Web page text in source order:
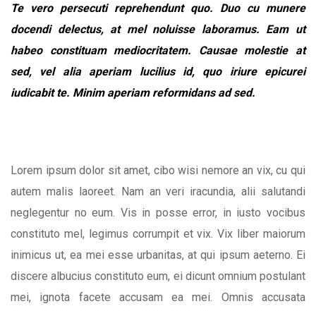
Te vero persecuti reprehendunt quo. Duo cu munere
docendi delectus, at mel noluisse laboramus. Eam ut
habeo constituam mediocritatem. Causae molestie at
sed, vel alia aperiam lucilius id, quo iriure epicurei
iudicabit te. Minim aperiam reformidans ad sed.
Lorem ipsum dolor sit amet, cibo wisi nemore an vix, cu qui
autem malis laoreet. Nam an veri iracundia, alii salutandi
neglegentur no eum. Vis in posse error, in iusto vocibus
constituto mel, legimus corrumpit et vix. Vix liber maiorum
inimicus ut, ea mei esse urbanitas, at qui ipsum aeterno. Ei
discere albucius constituto eum, ei dicunt omnium postulant
mei, ignota facete accusam ea mei. Omnis accusata